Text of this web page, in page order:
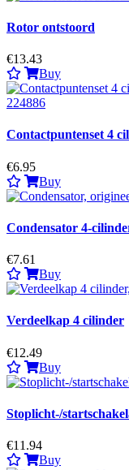
Rotor ontstoord
€13.43
Buy
Contactpuntenset 4
€6.95
Buy
Condensator 4-
€7.61
Buy
Verdeelkap 4 cilinder
€12.49
Buy
Stoplicht-/
€11.94
Buy